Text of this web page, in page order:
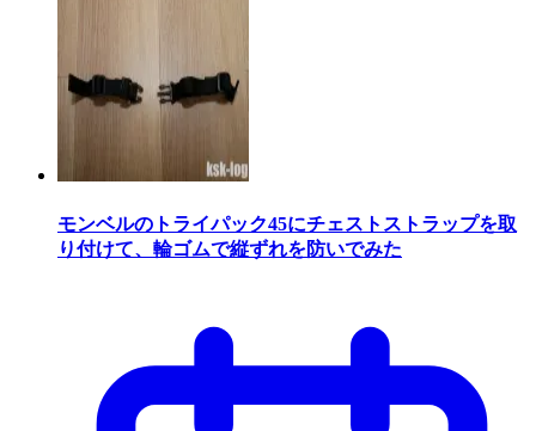
モンベルのトライパック45にチェストストラップを取
り付けて、輪ゴムで縦ずれを防いでみた